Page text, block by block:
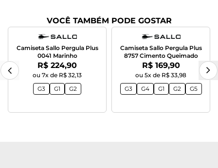
VOCÊ TAMBÉM PODE GOSTAR
Camiseta Sallo Pergula Plus
0041 Marinho
Por:
R$ 224,90
ou 7x de R$ 32,13
G3
G1 G2
Camiseta Sallo Pergula Plus
8757 Cimento Queimado
Por:
R$ 169,90
ou 5x de R$ 33,98
G3
G4 G1 G2 G5